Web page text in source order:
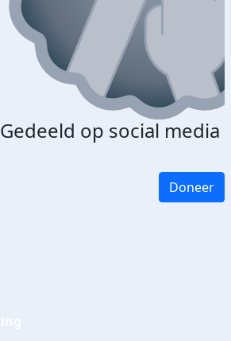
Gedeeld op social media
Doneer